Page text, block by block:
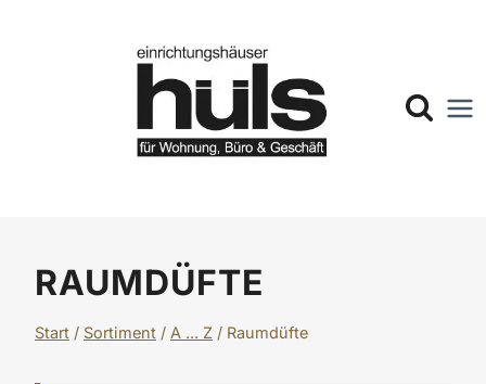
RAUMDÜFTE
Start / Sortiment / A ... Z / Raumdüfte